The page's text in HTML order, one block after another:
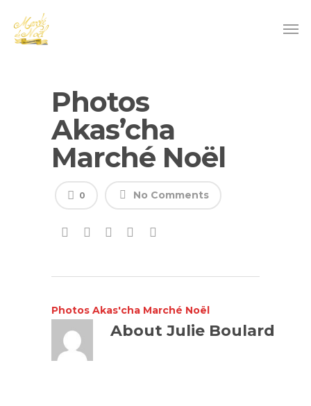
Photos
Akas’cha
Marché Noël
No Comments
0
Photos Akas'cha Marché Noël
About Julie Boulard